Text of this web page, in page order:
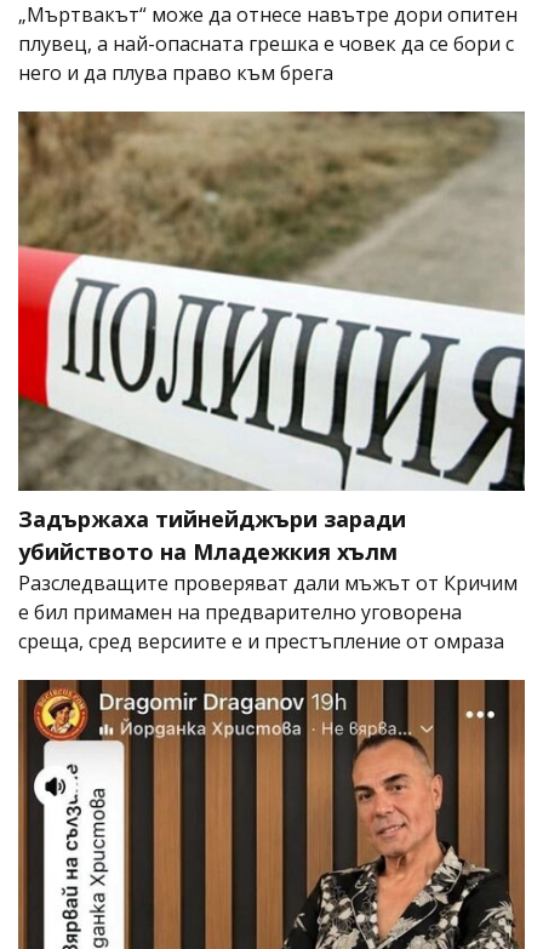
„Мъртвакът“ може да отнесе навътре дори опитен
плувец, а най-опасната грешка е човек да се бори с
него и да плува право към брега
Задържаха тийнейджъри заради
убийството на Младежкия хълм
Разследващите проверяват дали мъжът от Кричим
е бил примамен на предварително уговорена
среща, сред версиите е и престъпление от омраза